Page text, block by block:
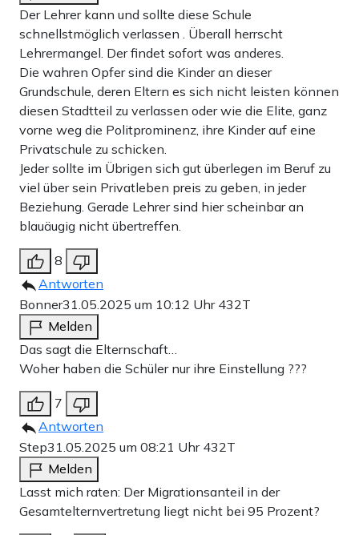
Der Lehrer kann und sollte diese Schule
schnellstmöglich verlassen . Überall herrscht
Lehrermangel. Der findet sofort was anderes.
Die wahren Opfer sind die Kinder an dieser
Grundschule, deren Eltern es sich nicht leisten können
diesen Stadtteil zu verlassen oder wie die Elite, ganz
vorne weg die Politprominenz, ihre Kinder auf eine
Privatschule zu schicken.
Jeder sollte im Übrigen sich gut überlegen im Beruf zu
viel über sein Privatleben preis zu geben, in jeder
Beziehung. Gerade Lehrer sind hier scheinbar an
blauäugig nicht übertreffen.
8
Antworten
Bonner31.05.2025 um 10:12 Uhr 432T
Melden
Das sagt die Elternschaft…
Woher haben die Schüler nur ihre Einstellung ???
7
Antworten
Step31.05.2025 um 08:21 Uhr 432T
Melden
Lasst mich raten: Der Migrationsanteil in der
Gesamtelternvertretung liegt nicht bei 95 Prozent?